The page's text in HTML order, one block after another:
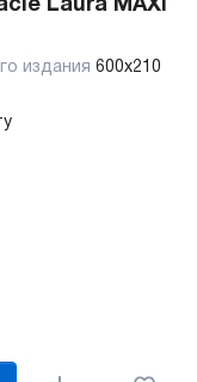
Laura MAXI
издания 600x210